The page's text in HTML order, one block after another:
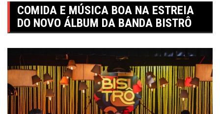
COMIDA E MÚSICA BOA NA ESTREIA
DO NOVO ÁLBUM DA BANDA BISTRÔ